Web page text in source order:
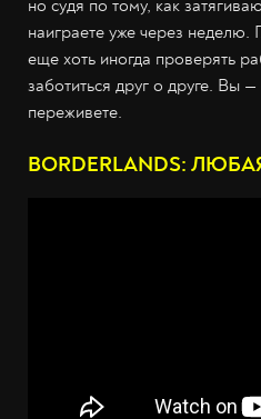
но судя по тому, как
наиграете уже через неделю.
еще хоть иногда проверять
заботиться друг о друге. Вы
переживете.
BORDERLANDS: